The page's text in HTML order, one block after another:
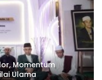
Momentum
Ulama